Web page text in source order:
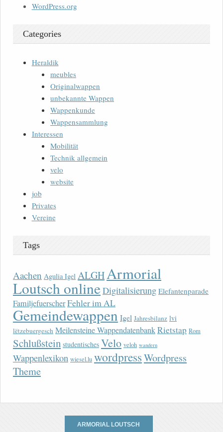
WordPress.org
Categories
Heraldik
meubles
Originalwappen
unbekannte Wappen
Wappenkunde
Wappensammlung
Interessen
Mobilität
Technik allgemein
velo
website
job
Privates
Vereine
Tags
Aachen Agulia Igel ALGHArmorial
Loutsch onlineDigitalisierung Elefantenparade
FamiljefuerscherFehler im AL
Gemeindewappen Igel Jahresbilanz lvi
lëtzebuergesch Meilensteine WappendatenbankRietstap Rom
Schlußstein studentisches Velo veloh wandern
Wappenlexikon wiesel.lu wordpressWordpress
Theme
ARMORIAL LOUTSCH